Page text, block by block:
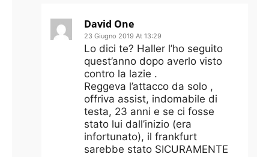
David One
23 Giugno 2019 At 13:29
Lo dici te? Haller l’ho seguito
quest’anno dopo averlo visto
contro la lazie .
Reggeva l’attacco da solo ,
offriva assist, indomabile di
testa, 23 anni e se ci fosse
stato lui dall’inizio (era
infortunato), il frankfurt
sarebbe stato SICURAMENTE